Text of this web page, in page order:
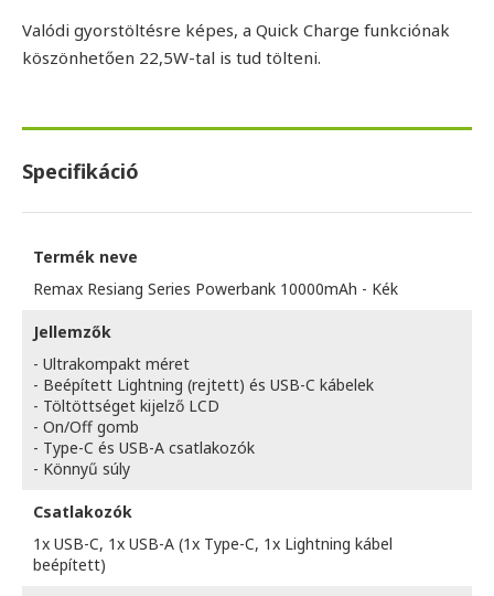
Valódi gyorstöltésre képes, a Quick Charge funkciónak
köszönhetően 22,5W-tal is tud tölteni.
Specifikáció
Termék neve
Remax Resiang Series Powerbank 10000mAh - Kék
Jellemzők
- Ultrakompakt méret
- Beépített Lightning (rejtett) és USB-C kábelek
- Töltöttséget kijelző LCD
- On/Off gomb
- Type-C és USB-A csatlakozók
- Könnyű súly
Csatlakozók
1x USB-C, 1x USB-A (1x Type-C, 1x Lightning kábel
beépített)